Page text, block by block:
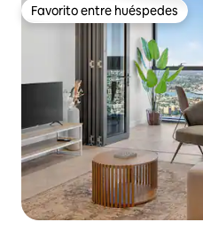
Favorito entre huéspedes
Favorito entre huéspedes